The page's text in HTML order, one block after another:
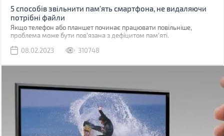
5 способів звільнити пам’ять смартфона, не видаляючи
потрібні файли
Якщо телефон або планшет починає працювати повільніше,
проблема може бути пов'язана з дефіцитом пам'яті.
08.02.2023
310748